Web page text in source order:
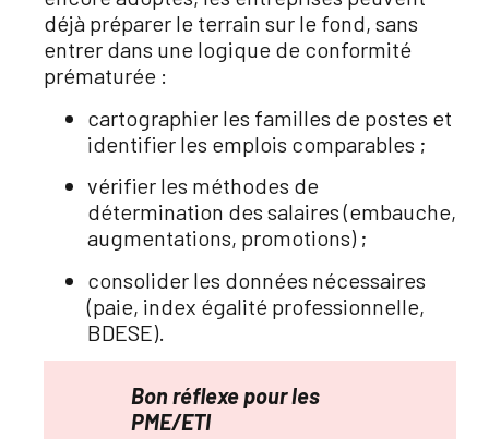
déjà préparer le terrain sur le fond, sans
entrer dans une logique de conformité
prématurée :
cartographier les familles de postes et
identifier les emplois comparables ;
vérifier les méthodes de
détermination des salaires (embauche,
augmentations, promotions) ;
consolider les données nécessaires
(paie, index égalité professionnelle,
BDESE).
Bon réflexe pour les
PME/ETI